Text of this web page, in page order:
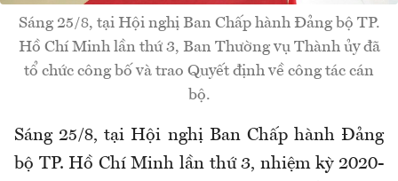
Sáng 25/8, tại Hội nghị Ban Chấp hành Đảng bộ TP.
Hồ Chí Minh lần thứ 3, Ban Thường vụ Thành ủy đã
tổ chức công bố và trao Quyết định về công tác cán
bộ.
Sáng 25/8, tại Hội nghị Ban Chấp hành Đảng
bộ TP. Hồ Chí Minh lần thứ 3, nhiệm kỳ 2020-